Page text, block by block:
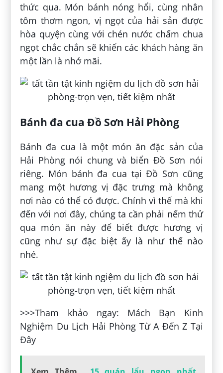
thức qua. Món bánh nóng hổi, cùng nhân
tôm thơm ngon, vị ngọt của hải sản được
hòa quyện cùng với chén nước chấm chua
ngọt chắc chắn sẽ khiến các khách hàng ăn
một lần là nhớ mãi.
Bánh đa cua Đồ Sơn Hải Phòng
Bánh đa cua là một món ăn đặc sản của
Hải Phòng nói chung và biển Đồ Sơn nói
riêng. Món bánh đa cua tại Đồ Sơn cũng
mang một hương vị đặc trưng mà không
nơi nào có thể có được. Chính vì thế mà khi
đến với nơi đây, chúng ta cần phải nếm thử
qua món ăn này để biết được hương vị
cũng như sự đặc biệt ấy là như thế nào
nhé.
>>>Tham khảo ngay: Mách Bạn Kinh
Nghiệm Du Lịch Hải Phòng Từ A Đến Z Tại
Đây